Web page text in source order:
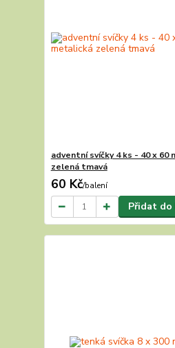
adventní svíčky 4 ks - 40 x 60
zelená tmavá
60 Kč/balení
Přidat do